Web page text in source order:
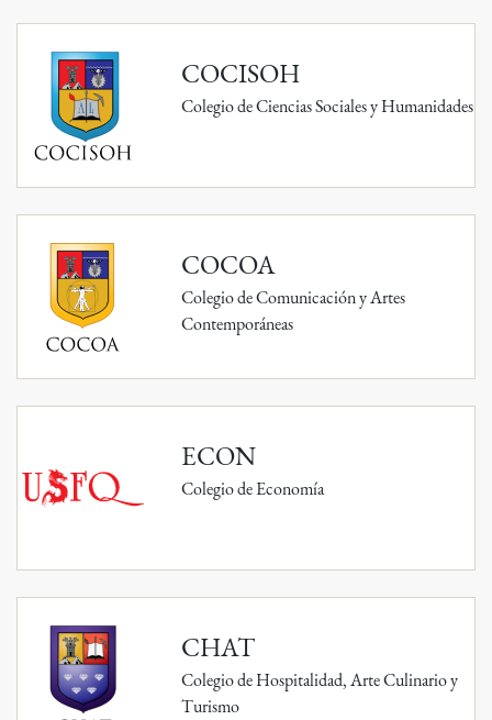
COCISOH
Colegio de Ciencias Sociales y Humanidades
COCOA
Colegio de Comunicación y Artes
Contemporáneas
ECON
Colegio de Economía
CHAT
Colegio de Hospitalidad, Arte Culinario y
Turismo